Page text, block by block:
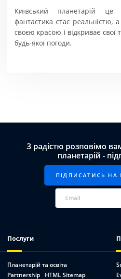
Київський планетарій це
фантастика стає реальністю,
своєю красою і відкриває свої
будь-якої погоди.
З радістю розповімо
планетарій -
Послуги
Планетарій та освіта
Partnership
HTML Sitemap